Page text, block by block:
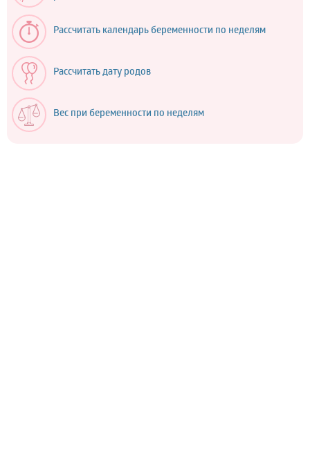
Рассчитать календарь беременности по неделям
Рассчитать дату родов
Вес при беременности по неделям